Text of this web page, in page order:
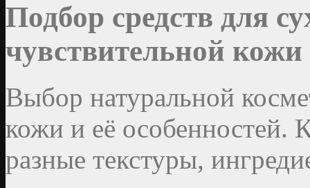
Подбор средств для
чувствительной кожи
Выбор натуральной
кожи и её особенностей.
разные текстуры,